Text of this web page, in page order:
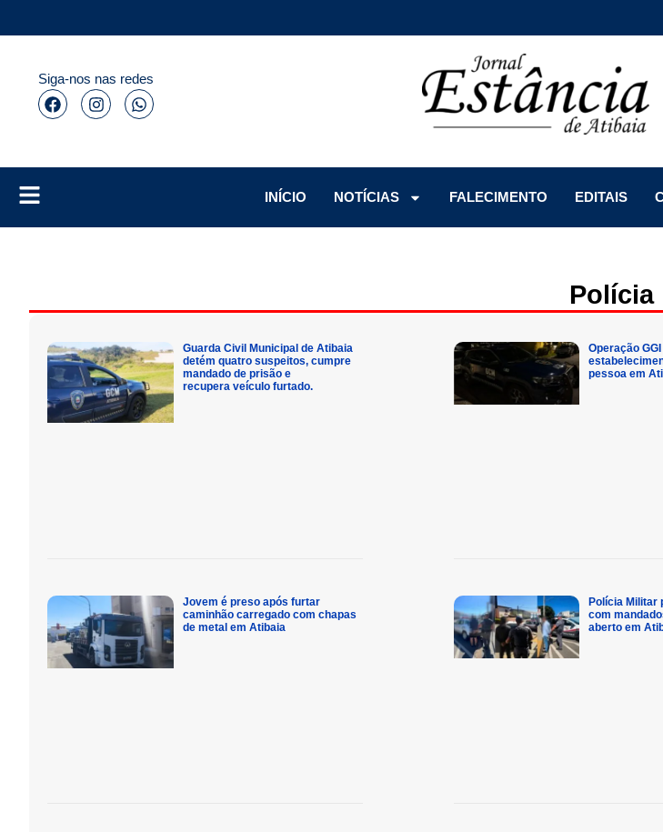
Siga-nos nas redes
INÍCIO
NOTÍCIAS FALECIMENTO EDITAIS
Polícia
Guarda Civil Municipal de Atibaia
detém quatro suspeitos, cumpre
mandado de prisão e
recupera veículo furtado.
Operação
pessoa em
Jovem é preso após furtar
caminhão carregado com chapas
de metal em Atibaia
Polícia Militar
com
aberto em